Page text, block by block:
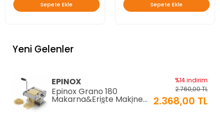
Sepete Ekle Sepete Ekle
Yeni Gelenler
EPINOX
Epinox Grano 180
Makarna&Erişte Makinesi
2mm+6mm (GR-180)
%14 indirim
2.760,00 TL
2.368,00 TL